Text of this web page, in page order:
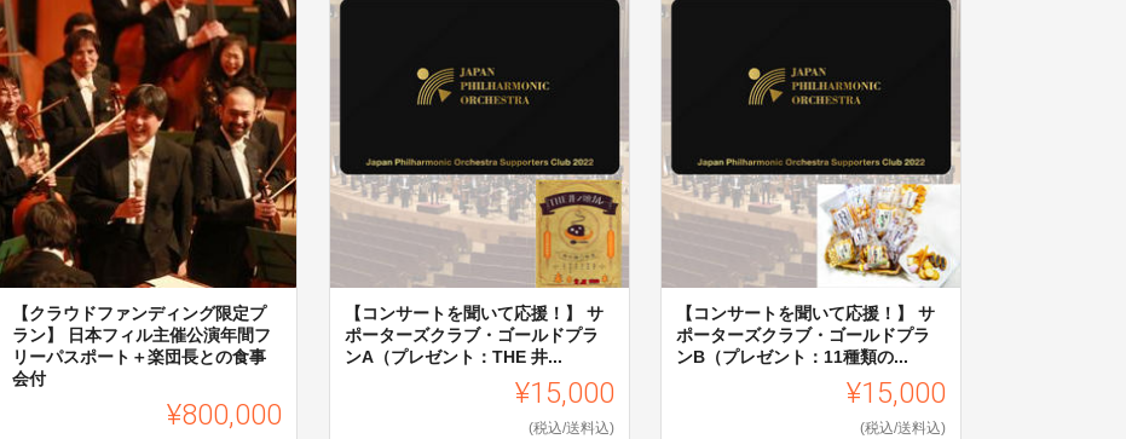
【クラウドファンディング限定プ
ラン】 日本フィル主催公演年間フ
リーパスポート＋楽団長との食事
会付
¥800,000
【コンサートを聞いて応援！】 サ
ポーターズクラブ・ゴールドプラ
ンA（プレゼント：THE 井...
¥15,000
(税込/送料込)
【コンサートを聞いて応援！】 サ
ポーターズクラブ・ゴールドプラ
ンB（プレゼント：11種類の...
¥15,000
(税込/送料込)